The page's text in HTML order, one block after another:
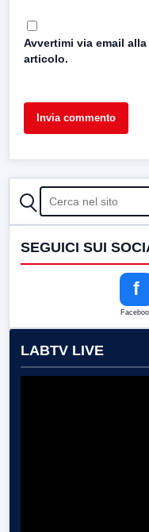
Avvertimi via email
articolo.
CERCA
SEGUICI SUI
f
LABTV LIVE